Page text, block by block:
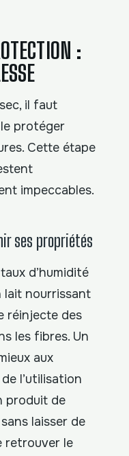
:
il faut
protéger
Cette étape
impeccables.
ses propriétés
d’humidité
lait nourrissant
réinjecte des
les fibres. Un
aux
l’utilisation
produit de
laisser de
retrouver le